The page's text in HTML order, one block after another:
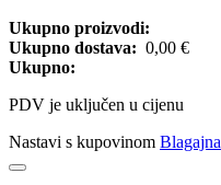
Ukupno proizvodi:
Ukupno dostava: 0,00 €
Ukupno:
PDV je uključen u cijenu
Nastavi s kupovinom Blagajna